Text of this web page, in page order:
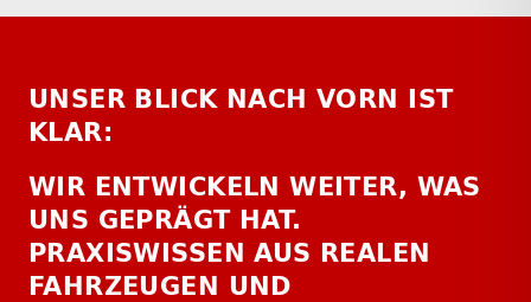
UNSER BLICK NACH VORN IST
KLAR:
WIR ENTWICKELN WEITER, WAS
UNS GEPRÄGT HAT.
PRAXISWISSEN AUS REALEN
FAHRZEUGEN UND